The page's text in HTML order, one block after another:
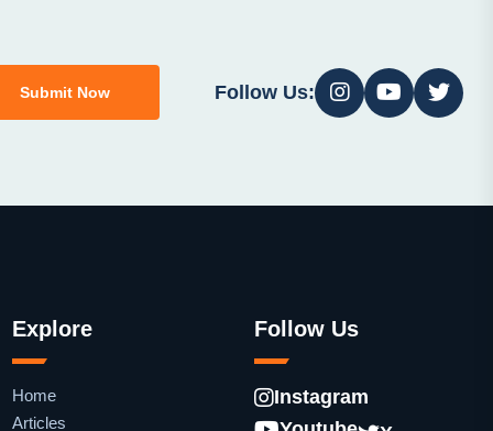
Submit Now Follow Us:
Explore
Home
Articles
Follow Us
Instagram